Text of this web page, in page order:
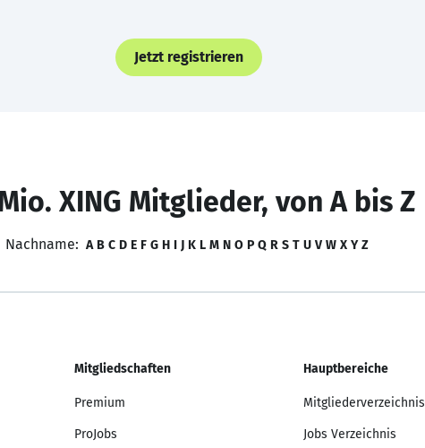
Jetzt registrieren
XING Mitglieder, von A bis Z
Nachname: A B C D E F G H I J K L M N O P Q R S T U V W X Y Z
Mitgliedschaften
Premium
ProJobs
Hauptbereiche
Mitgliederverzeichnis
Jobs Verzeichnis